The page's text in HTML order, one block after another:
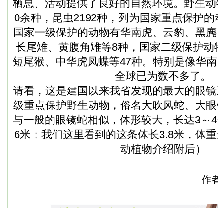
栖息、活动提供了良好的自然环境。野生
0余种，昆虫2192种，列为国家重点保护
国家一级保护的动物有华南虎、云豹、黑
长尾雉、黄腹角雉等8种，国家二级保护
短尾猴、中华虎凤蝶等47种。特别是像华
全球已为数不多了。
请看，这是建国以来我省发现的最大的眼
级重点保护野生动物，俗名大吹风蛇、大
与一般的眼镜蛇相似，体形较大，长达3～
6米；我们这里看到的这条体长3.8米，体
动植物介绍附后）
作